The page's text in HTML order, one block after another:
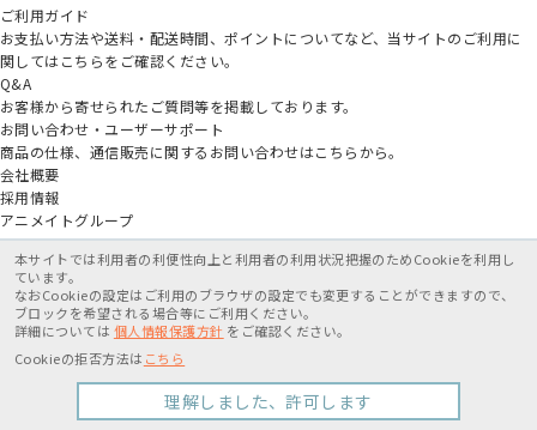
ご利用ガイド
お支払い方法や送料・配送時間、ポイントについてなど、当サイトのご利用に
関してはこちらをご確認ください。
Q&A
お客様から寄せられたご質問等を掲載しております。
お問い合わせ・ユーザーサポート
商品の仕様、通信販売に関するお問い合わせはこちらから。
会社概要
採用情報
アニメイトグループ
特定商取引法に基づく表記個人情報保護方針利用規約
X
Copyright movic Co.,Ltd. 2005-
本サイトでは利用者の利便性向上と利用者の利用状況把握のためCookieを利用し
ています。
なおCookieの設定はご利用のブラウザの設定でも変更することができますので、
ブロックを希望される場合等にご利用ください。
詳細については 個人情報保護方針 をご確認ください。
Cookieの拒否方法は こちら
理解しました、許可します